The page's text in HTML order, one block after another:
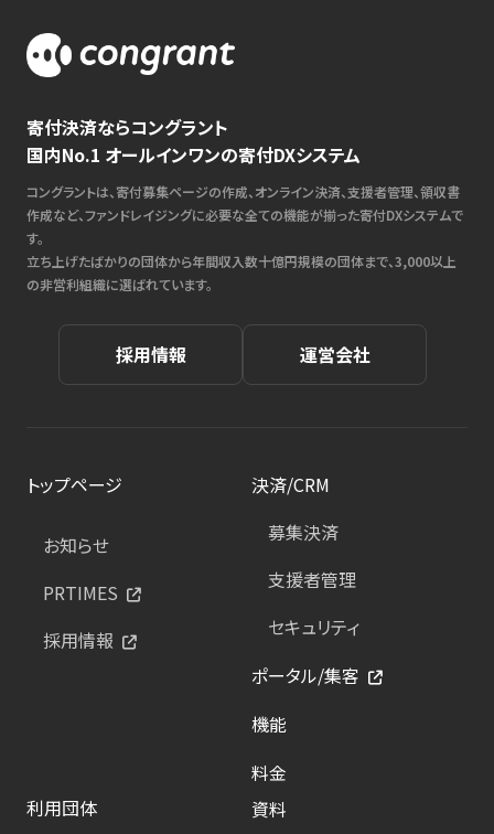
寄付決済ならコングラント
国内No.1 オールインワンの寄付DXシステム
コングラントは、寄付募集ページの作成、オンライン決済、支援者管理、領収書
作成など、ファンドレイジングに必要な全ての機能が揃った寄付DXシステムで
す。
立ち上げたばかりの団体から年間収入数十億円規模の団体まで、3,000以上
の非営利組織に選ばれています。
採用情報 運営会社
トップページ
お知らせ
PRTIMES
採用情報
決済/CRM
募集決済
支援者管理
セキュリティ
ポータル/集客
機能
料金
利用団体
資料